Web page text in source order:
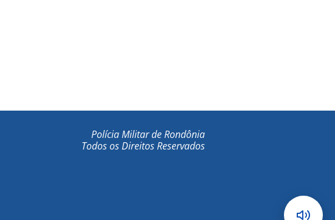
Polícia Militar de Rondônia
Todos os Direitos Reservados